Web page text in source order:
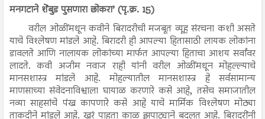
मनगटाने शेंबुड पुसणारा छोकरा’ (पृ.क्र. 15)
वरील ओळींमधून कवीने बिरादरीची मजबूत व्यूह संरचना कशी असते
याचे विश्लेषण मांडले आहे. बिरादरी ही आपल्या हितासाठी लायक लोकांना
डावलते आणि नालायक लोकांच्या मार्फत आपल्या हिताचा आशय सर्वांवर
लादते. कवी अजीम नवाज राही यांनी वरील ओळींमधून मोहल्ल्याचे
मानसशास्त्र मांडले आहे. मोहल्यातील मानसशास्त्र हे सर्वसामान्य
माणसाच्या संवेदनाविश्वाला घायाळ करणारे कसे आहे, तसेच समाजातील
नव्या साहसांचे पंख कापणारे कसे आहे याचे मार्मिक विश्लेषण मोठ्या
ताकदीने मांडले आहे. खरं पाहता काळ झपाट्याने बदलत आहे. बिरादरींनी